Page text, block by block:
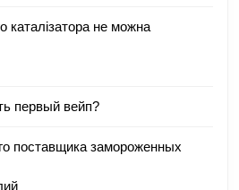
каталізатора не можна
первый вейп?
поставщика замороженных